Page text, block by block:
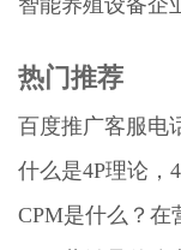
智能养殖设备企
热门推荐
百度推广客服电
什么是4P理论，
CPM是什么？在